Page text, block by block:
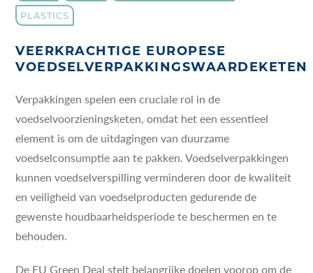
PLASTICS
VEERKRACHTIGE EUROPESE
VOEDSELVERPAKKINGSWAARDEKETEN
Verpakkingen spelen een cruciale rol in de
voedselvoorzieningsketen, omdat het een essentieel
element is om de uitdagingen van duurzame
voedselconsumptie aan te pakken. Voedselverpakkingen
kunnen voedselverspilling verminderen door de kwaliteit
en veiligheid van voedselproducten gedurende de
gewenste houdbaarheidsperiode te beschermen en te
behouden.
De EU Green Deal stelt belangrijke doelen voorop om de